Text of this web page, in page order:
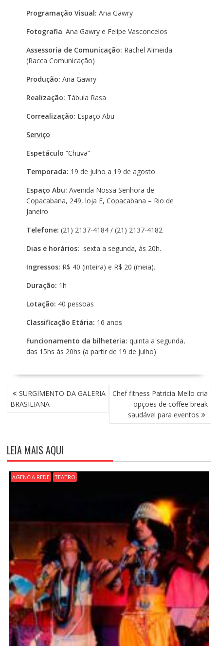
Programação Visual: Ana Gawry
Fotografia: Ana Gawry e Felipe Vasconcelos
Assessoria de Comunicação: Rachel Almeida
(Racca Comunicação)
Produção: Ana Gawry
Realização: Tábula Rasa
Correalização: Espaço Abu
Serviço
Espetáculo “Chuva”
Temporada: 19 de julho a 19 de agosto
Espaço Abu: Avenida Nossa Senhora de
Copacabana, 249, loja E, Copacabana – Rio de
Janeiro
Telefone: (21) 2137-4184 / (21) 2137-4182
Dias e horários: sexta a segunda, às 20h.
Ingressos: R$ 40 (inteira) e R$ 20 (meia).
Duração: 1h
Lotação: 40 pessoas
Classificação Etária: 16 anos
Funcionamento da bilheteria: quinta a segunda,
das 15hs às 20hs (a partir de 19 de julho)
N
A
V
A
Ç
Ã
O
D
O
SURGIMENTO DA GALERIA
BRASILIANA
Chef fitness Patricia Mello cria
opções de coffee break
saudável para eventos
LEIA MAIS AQUI
AGENCIA REDE TEATRO